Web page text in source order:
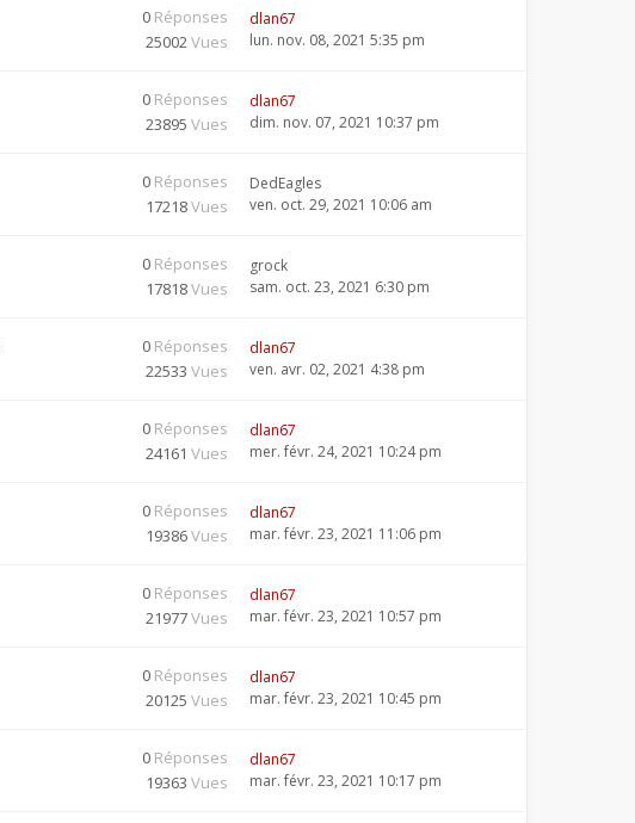
0 Réponses
25002Vues
dlan67
lun. nov. 08, 2021 5:35 pm
0 Réponses
23895 Vues
dlan67
dim. nov. 07, 2021 10:37 pm
0 Réponses
17218Vues
DedEagles
ven. oct. 29, 2021 10:06 am
0 Réponses
17818Vues
grock
sam. oct. 23, 2021 6:30 pm
0 Réponses
22533 Vues
dlan67
ven. avr. 02, 2021 4:38 pm
0 Réponses
24161 Vues
dlan67
mer. févr. 24, 2021 10:24 pm
0 Réponses
19386Vues
dlan67
mar. févr. 23, 2021 11:06 pm
0 Réponses
21977Vues
dlan67
mar. févr. 23, 2021 10:57 pm
0 Réponses
20125 Vues
dlan67
mar. févr. 23, 2021 10:45 pm
0 Réponses
19363 Vues
dlan67
mar. févr. 23, 2021 10:17 pm